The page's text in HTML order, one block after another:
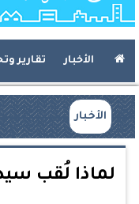
الأخبار تقارير
الأخبار
لماذا لُقب